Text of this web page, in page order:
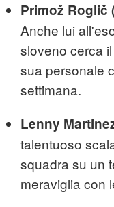
Primož Roglič
Anche lui
sloveno cerca
sua personale
settimana.
Lenny
talentuoso
squadra su un
meraviglia con